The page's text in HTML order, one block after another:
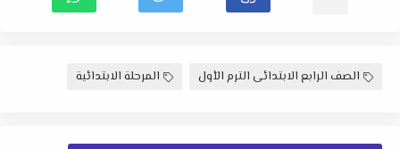
الصف الرابع الابتدائى الترم الأول المرحلة الابتدائية